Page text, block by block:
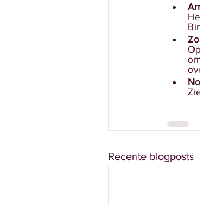
Recente blogposts